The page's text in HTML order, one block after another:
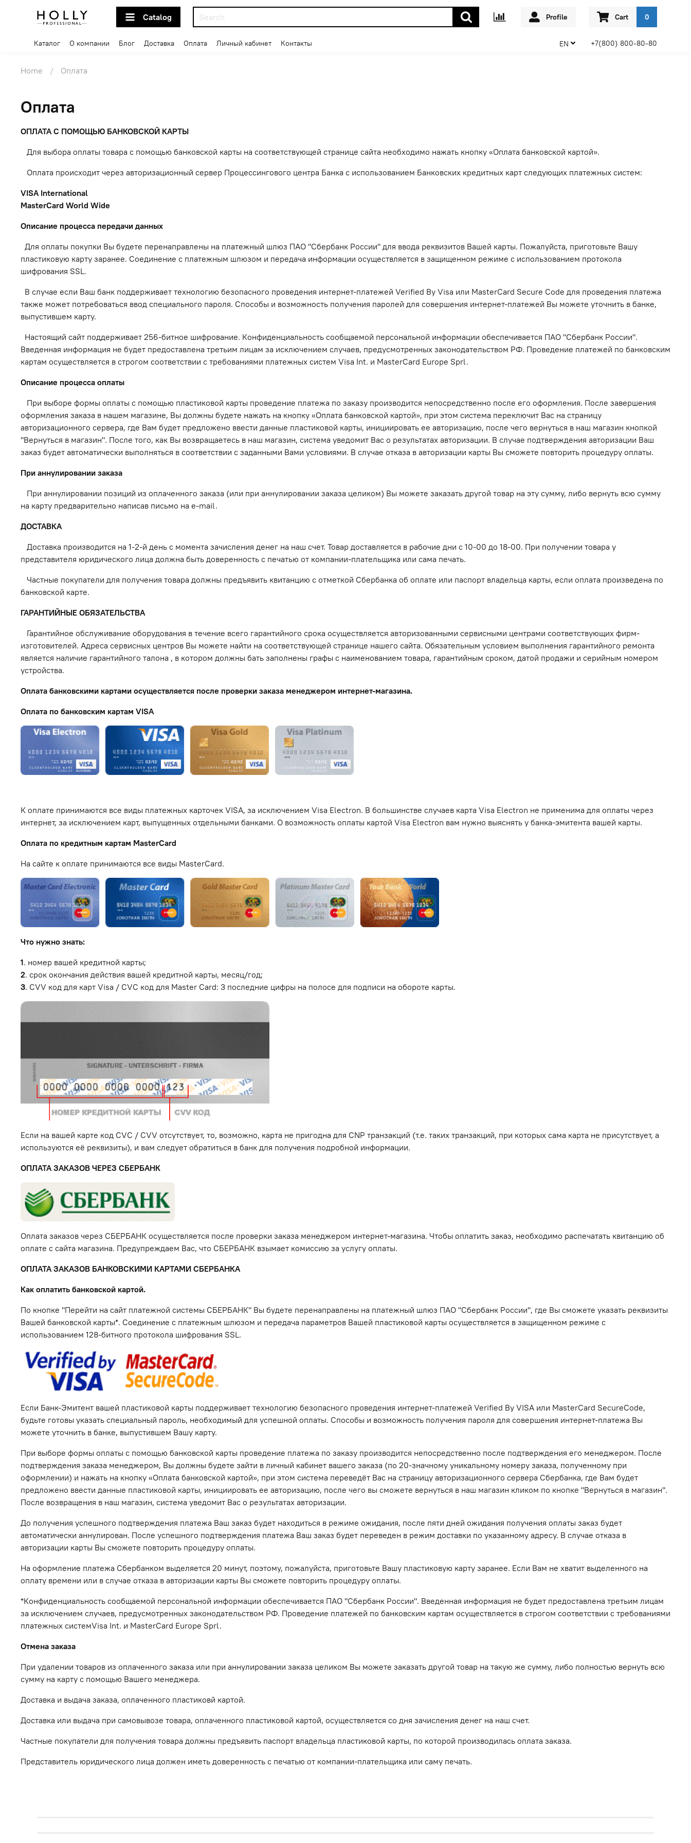
Catalog Profile Cart 0
Каталог О компании Блог Доставка Оплата Личный кабинет Контакты EN +7(800) 800-80-80
Home Оплата
Оплата
ОПЛАТА С ПОМОЩЬЮ БАНКОВСКОЙ КАРТЫ
Для выбора оплаты товара с помощью банковской карты на соответствующей странице сайта необходимо нажать кнопку «Оплата банковской картой».
Оплата происходит через авторизационный сервер Процессингового центра Банка с использованием Банковских кредитных карт следующих платежных систем:
VISA International
MasterCard World Wide
Описание процесса передачи данных
Для оплаты покупки Вы будете перенаправлены на платежный шлюз ПАО "Сбербанк России" для ввода реквизитов Вашей карты. Пожалуйста, приготовьте Вашу
пластиковую карту заранее. Соединение с платежным шлюзом и передача информации осуществляется в защищенном режиме с использованием протокола
шифрования SSL.
В случае если Ваш банк поддерживает технологию безопасного проведения интернет-платежей Verified By Visa или MasterCard Secure Code для проведения платежа
также может потребоваться ввод специального пароля. Способы и возможность получения паролей для совершения интернет-платежей Вы можете уточнить в банке,
выпустившем карту.
Настоящий сайт поддерживает 256-битное шифрование. Конфиденциальность сообщаемой персональной информации обеспечивается ПАО "Сбербанк России".
Введенная информация не будет предоставлена третьим лицам за исключением случаев, предусмотренных законодательством РФ. Проведение платежей по банковским
картам осуществляется в строгом соответствии с требованиями платежных систем Visa Int. и MasterCard Europe Sprl.
Описание процессa оплаты
При выборе формы оплаты с помощью пластиковой карты проведение платежа по заказу производится непосредственно после его оформления. После завершения
оформления заказа в нашем магазине, Вы должны будете нажать на кнопку «Оплата банковской картой», при этом система переключит Вас на страницу
авторизационного сервера, где Вам будет предложено ввести данные пластиковой карты, инициировать ее авторизацию, после чего вернуться в наш магазин кнопкой
"Вернуться в магазин". После того, как Вы возвращаетесь в наш магазин, система уведомит Вас о результатах авторизации. В случае подтверждения авторизации Ваш
заказ будет автоматически выполняться в соответствии с заданными Вами условиями. В случае отказа в авторизации карты Вы сможете повторить процедуру оплаты.
При аннулировании заказа
При аннулировании позиций из оплаченного заказа (или при аннулировании заказа целиком) Вы можете заказать другой товар на эту сумму, либо вернуть всю сумму
на карту предварительно написав письмо на e-mail.
ДОСТАВКА
Доставка производится на 1-2-й день с момента зачисления денег на наш счет. Товар доставляется в рабочие дни с 10-00 до 18-00. При получении товара у
представителя юридического лица должна быть доверенность с печатью от компании-плательщика или сама печать.
Частные покупатели для получения товара должны предъявить квитанцию с отметкой Сбербанка об оплате или паспорт владельца карты, если оплата произведена по
банковской карте.
ГАРАНТИЙНЫЕ ОБЯЗАТЕЛЬСТВА
Гарантийное обслуживание оборудования в течение всего гарантийного срока осуществляется авторизованными сервисными центрами соответствующих фирм-
изготовителей. Адреса сервисных центров Вы можете найти на соответствующей странице нашего сайта. Обязательным условием выполнения гарантийного ремонта
является наличие гарантийного талона , в котором должны бать заполнены графы с наименованием товара, гарантийным сроком, датой продажи и серийным номером
устройства.
Оплата банковскими картами осуществляется после проверки заказа менеджером интернет-магазина.
Оплата по банковским картам VISA
К оплате принимаются все виды платежных карточек VISA, за исключением Visa Electron. В большинстве случаев карта Visa Electron не применима для оплаты через
интернет, за исключением карт, выпущенных отдельными банками. О возможность оплаты картой Visa Electron вам нужно выяснять у банка-эмитента вашей карты.
Оплата по кредитным картам MasterCard
На сайте к оплате принимаются все виды MasterCard.
Что нужно знать:
1. номер вашей кредитной карты;
2. cрок окончания действия вашей кредитной карты, месяц/год;
3. CVV код для карт Visa / CVC код для Master Card: 3 последние цифры на полосе для подписи на обороте карты.
Если на вашей карте код CVC / CVV отсутствует, то, возможно, карта не пригодна для CNP транзакций (т.е. таких транзакций, при которых сама карта не присутствует, а
используются её реквизиты), и вам следует обратиться в банк для получения подробной информации.
ОПЛАТА ЗАКАЗОВ ЧЕРЕЗ СБЕРБАНК
Оплата заказов через СБЕРБАНК осуществляется после проверки заказа менеджером интернет-магазина. Чтобы оплатить заказ, необходимо распечатать квитанцию об
оплате с сайта магазина. Предупреждаем Вас, что СБЕРБАНК взымает комиссию за услугу оплаты.
ОПЛАТА ЗАКАЗОВ БАНКОВСКИМИ КАРТАМИ СБЕРБАНКА
Как оплатить банковской картой.
По кнопке "Перейти на сайт платежной системы СБЕРБАНК" Вы будете перенаправлены на платежный шлюз ПАО "Сбербанк России", где Вы сможете указать реквизиты
Вашей банковской карты*. Соединение с платежным шлюзом и передача параметров Вашей пластиковой карты осуществляется в защищенном режиме с
использованием 128-битного протокола шифрования SSL.
Если Банк-Эмитент вашей пластиковой карты поддерживает технологию безопасного проведения интернет-платежей Verified By VISA или MasterCard SecureCode,
будьте готовы указать специальный пароль, необходимый для успешной оплаты. Способы и возможность получения пароля для совершения интернет-платежа Вы
можете уточнить в банке, выпустившем Вашу карту.
При выборе формы оплаты с помощью банковской карты проведение платежа по заказу производится непосредственно после подтверждения его менеджером. После
подтверждения заказа менеджером, Вы должны будете зайти в личный кабинет вашего заказа (по 20-значному уникальному номеру заказа, полученному при
оформлении) и нажать на кнопку «Оплата банковской картой», при этом система переведёт Вас на страницу авторизационного сервера Сбербанка, где Вам будет
предложено ввести данные пластиковой карты, инициировать ее авторизацию, после чего вы сможете вернуться в наш магазин кликом по кнопке "Вернуться в магазин".
После возвращения в наш магазин, система уведомит Вас о результатах авторизации.
До получения успешного подтверждения платежа Ваш заказ будет находиться в режиме ожидания, после пяти дней ожидания получения оплаты заказ будет
автоматически аннулирован. После успешного подтверждения платежа Ваш заказ будет переведен в режим доставки по указанному адресу. В случае отказа в
авторизации карты Вы сможете повторить процедуру оплаты.
На оформление платежа Сбербанком выделяется 20 минут, поэтому, пожалуйста, приготовьте Вашу пластиковую карту заранее. Если Вам не хватит выделенного на
оплату времени или в случае отказа в авторизации карты Вы сможете повторить процедуру оплаты.
*Конфиденциальность сообщаемой персональной информации обеспечивается ПАО "Сбербанк России". Введенная информация не будет предоставлена третьим лицам
за исключением случаев, предусмотренных законодательством РФ. Проведение платежей по банковским картам осуществляется в строгом соответствии с требованиями
платежных системVisa Int. и MasterCard Europe Sprl.
Отмена заказа
При удалении товаров из оплаченного заказа или при аннулировании заказа целиком Вы можете заказать другой товар на такую же сумму, либо полностью вернуть всю
сумму на карту с помощью Вашего менеджера.
Доставка и выдача заказа, оплаченного пластиковй картой.
Доставка или выдача при самовывозе товара, оплаченного пластиковой картой, осуществляется со дня зачисления денег на наш счет.
Частные покупатели для получения товара должны предъявить паспорт владельца пластиковой карты, по которой производилась оплата заказа.
Представитель юридического лица должен иметь доверенность с печатью от компании-плательщика или саму печать.